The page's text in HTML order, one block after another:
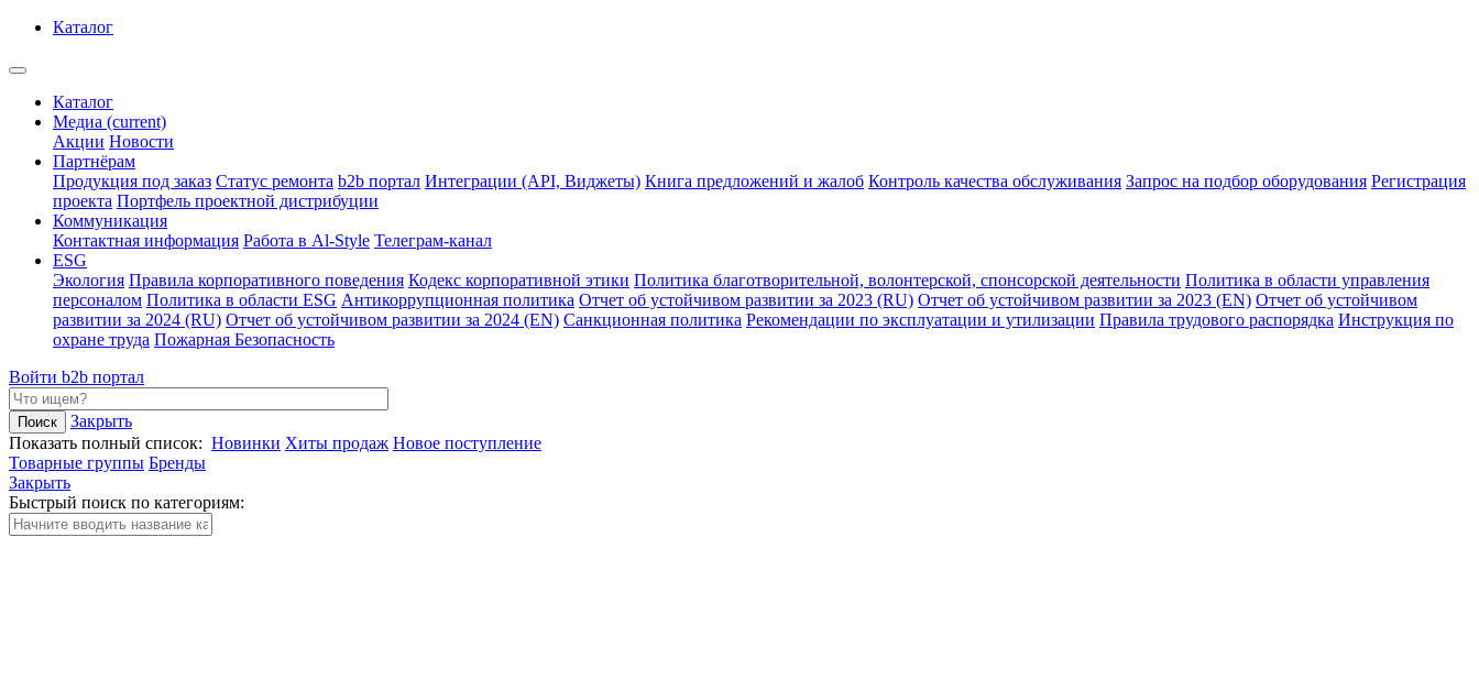
Каталог
Каталог
Медиа (current)
Акции Новости
Партнёрам
Продукция под заказ Статус ремонта b2b портал Интеграции (API, Виджеты) Книга предложений и жалоб Контроль качества обслуживания Запрос на подбор оборудования Регистрация
проекта Портфель проектной дистрибуции
Коммуникация
Контактная информация Работа в Al-Style Телеграм-канал
ESG
Экология Правила корпоративного поведения Кодекс корпоративной этики Политика благотворительной, волонтерской, спонсорской деятельности Политика в области управления
персоналом Политика в области ESG Антикоррупционная политика Отчет об устойчивом развитии за 2023 (RU) Отчет об устойчивом развитии за 2023 (EN) Отчет об устойчивом
развитии за 2024 (RU) Отчет об устойчивом развитии за 2024 (EN) Санкционная политика Рекомендации по эксплуатации и утилизации Правила трудового распорядка Инструкция по
охране труда Пожарная Безопасность
Войти b2b портал
Закрыть
Показать полный список: Новинки Хиты продаж Новое поступление
Товарные группы Бренды
Закрыть
Быстрый поиск по категориям: